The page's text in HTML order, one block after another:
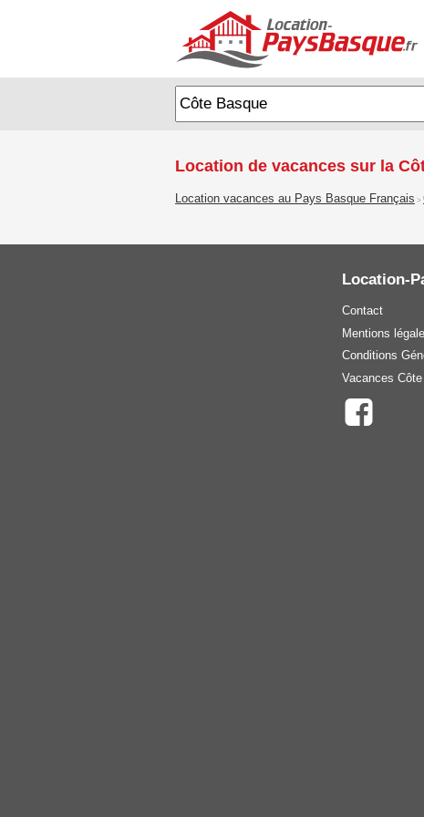
Location de vacances sur la
Location vacances au Pays Basque Français >
Location-
Contact
Mentions
Conditions
Vacances